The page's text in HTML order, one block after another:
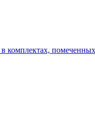
комплектах,